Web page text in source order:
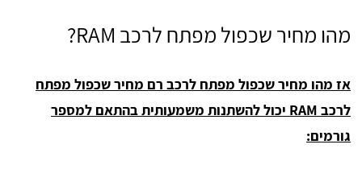
מהו מחיר שכפול מפתח לרכב RAM?
אז מהו מחיר שכפול מפתח לרכב רם מחיר שכפול מפתח
לרכב RAM יכול להשתנות משמעותית בהתאם למספר
גורמים: